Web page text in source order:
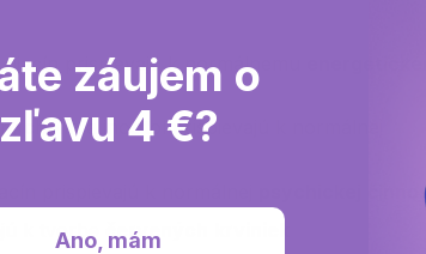
prispievajú k normálnemu
cholín a inositol prispievajú k normálnej
prispievajú k normálnej
k tvorbe
červených
záujem o
zľavu 4 €?
Ano, mám